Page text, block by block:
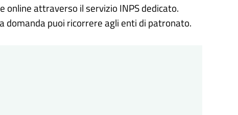
attraverso il servizio INPS dedicato.
domanda puoi ricorrere agli enti di patronato.